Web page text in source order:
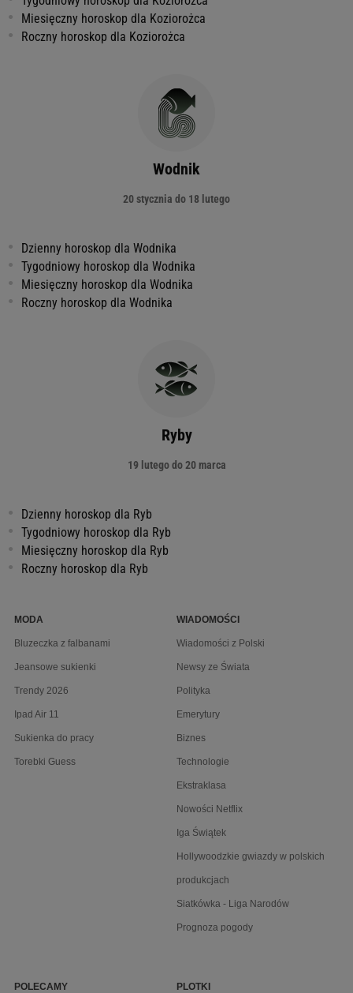
Miesięczny horoskop dla Koziorożca
Roczny horoskop dla Koziorożca
Wodnik
20 stycznia do 18 lutego
Dzienny horoskop dla Wodnika
Tygodniowy horoskop dla Wodnika
Miesięczny horoskop dla Wodnika
Roczny horoskop dla Wodnika
Ryby
19 lutego do 20 marca
Dzienny horoskop dla Ryb
Tygodniowy horoskop dla Ryb
Miesięczny horoskop dla Ryb
Roczny horoskop dla Ryb
MODA
Bluzeczka z falbanami
Jeansowe sukienki
Trendy 2026
Ipad Air 11
Sukienka do pracy
Torebki Guess
WIADOMOŚCI
Wiadomości z Polski
Newsy ze Świata
Polityka
Emerytury
Biznes
Technologie
Ekstraklasa
Nowości Netflix
Iga Świątek
Hollywoodzkie gwiazdy w polskich
produkcjach
Siatkówka - Liga Narodów
Prognoza pogody
POLECAMY PLOTKI